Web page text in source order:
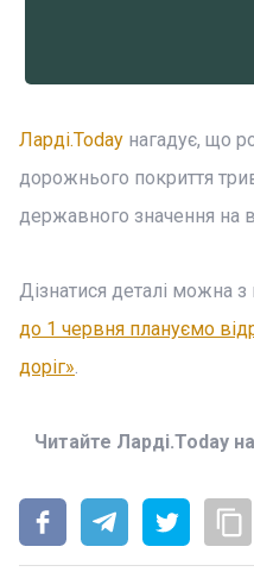
Ларді.Today нагадує, що
дорожнього покриття
державного значення на
Дізнатися деталі можна з
до 1 червня плануємо
доріг».
Читайте Ларді.Today на